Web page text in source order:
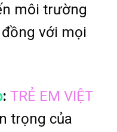
môi trường
với mọi
: TRẺ EM VIỆT
trọng của